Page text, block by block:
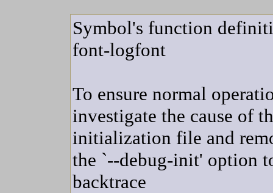
Symbol's function
font-logfont
To ensure normal
investigate the cause of
initialization file and
the `--debug-init' option
backtrace